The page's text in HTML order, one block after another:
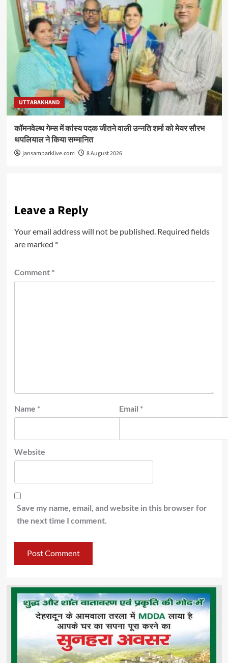
UTTARAKHAND
कॉमनवेल्थ गेम्स में कांस्य पदक जीतने वाली उन्नति शर्मा को मेयर सौरभ
थपलियाल ने किया सम्मानित
jansamparklive.com 8 August 2026
Leave a Reply
Your email address will not be published. Required fields
are marked *
Comment *
Name * Email *
Website
Save my name, email, and website in this browser for
the next time I comment.